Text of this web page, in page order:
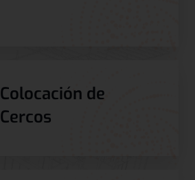
Colocación de
Cercos